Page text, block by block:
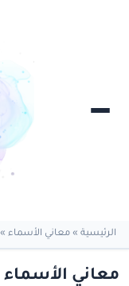
الرئيسية » معاني الأسماء »
معاني الأسماء